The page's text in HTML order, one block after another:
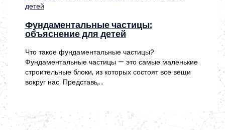
Фундаментальные частицы:
объяснение для детей
Что такое фундаментальные частицы?
Фундаментальные частицы — это самые маленькие
строительные блоки, из которых состоят все вещи
вокруг нас. Представь,…